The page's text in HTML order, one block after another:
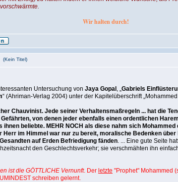
Wir halten durch!
Titel)
Untersuchung von Jaya Gopal , „Gabriels
“ (Ahriman-Verlag 2004) unter der Kapitelüberschrift „Mohammed
Chauvinist. Jede seiner Verhaltensmaßregeln ... hat die
Gefährten, von denen jeder ebenfalls einen ordentlichen
beliebte. MEHR NOCH als diese nahm sich
Herr im Himmel war nur zu bereit, moralische Bedenken
auf Erden Befriedigung fänden. ... Eine gute Seite
den Geschlechtsverkehr; sie verschmähten ihn
ist die GÖTTLICHE Vernunft. Der letzte "Prophet" Mohammed
schreiben gelernt.